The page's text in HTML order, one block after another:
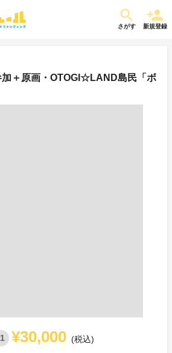
さがす 新規登録
＋原画・OTOGI☆LAND島民「ボ
1 ¥30,000 (税込)